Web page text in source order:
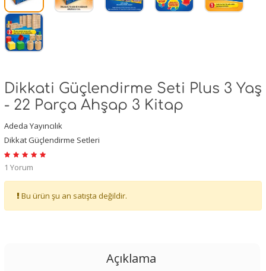
Dikkati Güçlendirme Seti Plus 3 Yaş
- 22 Parça Ahşap 3 Kitap
Adeda Yayıncılık
Dikkat Güçlendirme Setleri
1 Yorum
Bu ürün şu an satışta değildir.
Açıklama